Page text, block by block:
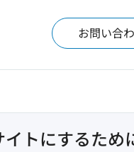
お問い合
トにするた